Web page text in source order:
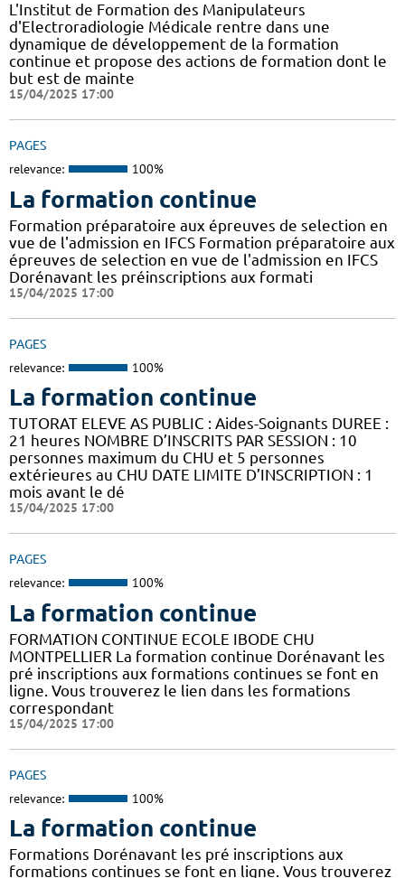
L'Institut de Formation des Manipulateurs
d'Electroradiologie Médicale rentre dans une
dynamique de développement de la formation
continue et propose des actions de formation dont le
but est de mainte
15/04/2025 17:00
PAGES
relevance: 100%
La formation continue
Formation préparatoire aux épreuves de selection en
vue de l'admission en IFCS Formation préparatoire aux
épreuves de selection en vue de l'admission en IFCS
Dorénavant les préinscriptions aux formati
15/04/2025 17:00
PAGES
relevance: 100%
La formation continue
TUTORAT ELEVE AS PUBLIC : Aides-Soignants DUREE :
21 heures NOMBRE D’INSCRITS PAR SESSION : 10
personnes maximum du CHU et 5 personnes
extérieures au CHU DATE LIMITE D’INSCRIPTION : 1
mois avant le dé
15/04/2025 17:00
PAGES
relevance: 100%
La formation continue
FORMATION CONTINUE ECOLE IBODE CHU
MONTPELLIER La formation continue Dorénavant les
pré inscriptions aux formations continues se font en
ligne. Vous trouverez le lien dans les formations
correspondant
15/04/2025 17:00
PAGES
relevance: 100%
La formation continue
Formations Dorénavant les pré inscriptions aux
formations continues se font en ligne. Vous trouverez